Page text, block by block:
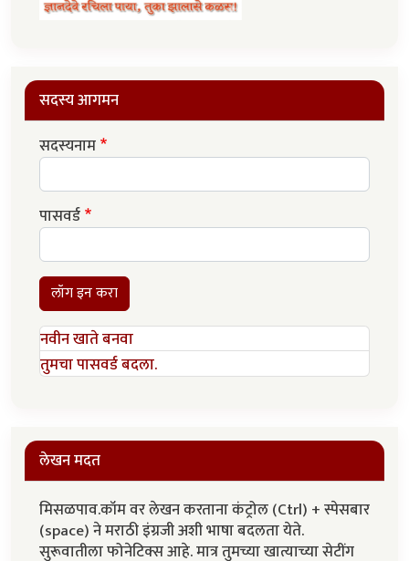
सदस्य आगमन
सदस्यनाम
पासवर्ड
लॉग इन करा
नवीन खाते बनवा
तुमचा पासवर्ड बदला.
लेखन मदत
मिसळपाव.कॉम वर लेखन करताना कंट्रोल (Ctrl) + स्पेसबार
(space) ने मराठी इंग्रजी अशी भाषा बदलता येते.
सुरूवातीला फोनेटिक्स आहे. मात्र तुमच्या खात्याच्या सेटींग